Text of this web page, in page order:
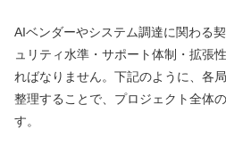
AIベンダーやシステム調達に関わる
ュリティ水準・サポート体制・拡張
ればなりません。下記のように、各
整理することで、プロジェクト全体
す。